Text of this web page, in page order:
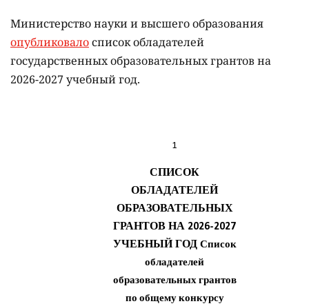
Министерство науки и высшего образования
опубликовалосписок обладателей
государственных образовательных грантов на
2026-2027 учебный год.